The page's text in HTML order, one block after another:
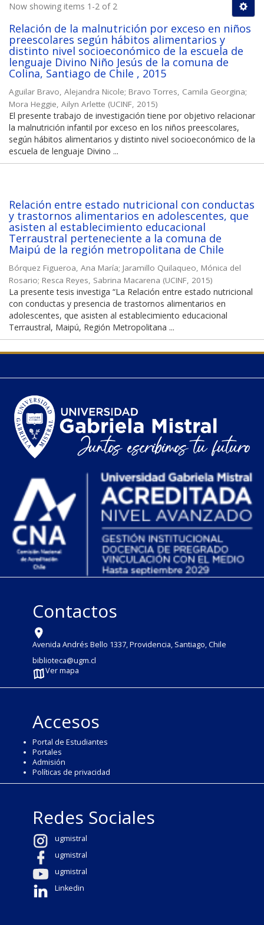
Now showing items 1-2 of 2
Relación de la malnutrición por exceso en niños
preescolares según hábitos alimentarios y
distinto nivel socioeconómico de la escuela de
lenguaje Divino Niño Jesús de la comuna de
Colina, Santiago de Chile , 2015
Aguilar Bravo, Alejandra Nicole; Bravo Torres, Camila Georgina;
Mora Heggie, Ailyn Arlette (UCINF, 2015)
El presente trabajo de investigación tiene por objetivo relacionar
la malnutrición infantil por exceso en los niños preescolares,
según hábitos alimentarios y distinto nivel socioeconómico de la
escuela de lenguaje Divino ...
Relación entre estado nutricional con conductas
y trastornos alimentarios en adolescentes, que
asisten al establecimiento educacional
Terraustral perteneciente a la comuna de
Maipú de la región metropolitana de Chile
Bórquez Figueroa, Ana María; Jaramillo Quilaqueo, Mónica del
Rosario; Resca Reyes, Sabrina Macarena (UCINF, 2015)
La presente tesis investiga “La Relación entre estado nutricional
con conductas y presencia de trastornos alimentarios en
adolescentes, que asisten al establecimiento educacional
Terraustral, Maipú, Región Metropolitana ...
Contactos
Avenida Andrés Bello 1337, Providencia, Santiago, Chile
biblioteca@ugm.cl
Ver mapa
Accesos
Portal de Estudiantes
Portales
Admisión
Políticas de privacidad
Redes Sociales
ugmistral
ugmistral
ugmistral
Linkedin